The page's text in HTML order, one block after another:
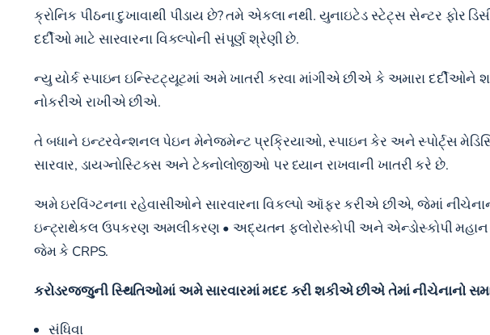
ક્રોનિક પીઠના દુખાવાથી પીડાય છે? તમે એકલા નથી. યુનાઇટેડ સ્ટેટ્સ સેન્ટર ફોર
દર્દીઓ માટે સારવારના વિકલ્પોની સંપૂર્ણ શ્રેણી છે.
ન્યુ યોર્ક સ્પાઇન ઇન્સ્ટિટ્યૂટમાં અમે ખાતરી કરવા માંગીએ છીએ કે અમારા
નોકરીએ રાખીએ છીએ.
તે બધાને ઇન્ટરવેન્શનલ પેઇન મેનેજમેન્ટ પ્રક્રિયાઓ, સ્પાઇન કેર અને સ્પોર્ટ્સ
સારવાર, ડાયગ્નોસ્ટિક્સ અને ટેક્નોલોજીઓ પર ધ્યાન રાખવાની ખાતરી કરે છે.
અમે ઇરવિંગ્ટનના રહેવાસીઓને સારવારના વિકલ્પો ઑફર કરીએ છીએ, જેમાં
ઇન્ટ્રાથેકલ ઉપકરણ અમલીકરણ • અદ્યતન ફ્લોરોસ્કોપી અને એન્ડોસ્કોપી મહાન
જેમ કે CRPS.
કરોડરજ્જુની સ્થિતિઓમાં અમે સારવારમાં મદદ કરી શકીએ છીએ તેમાં નીચેનાનો
સંધિવા